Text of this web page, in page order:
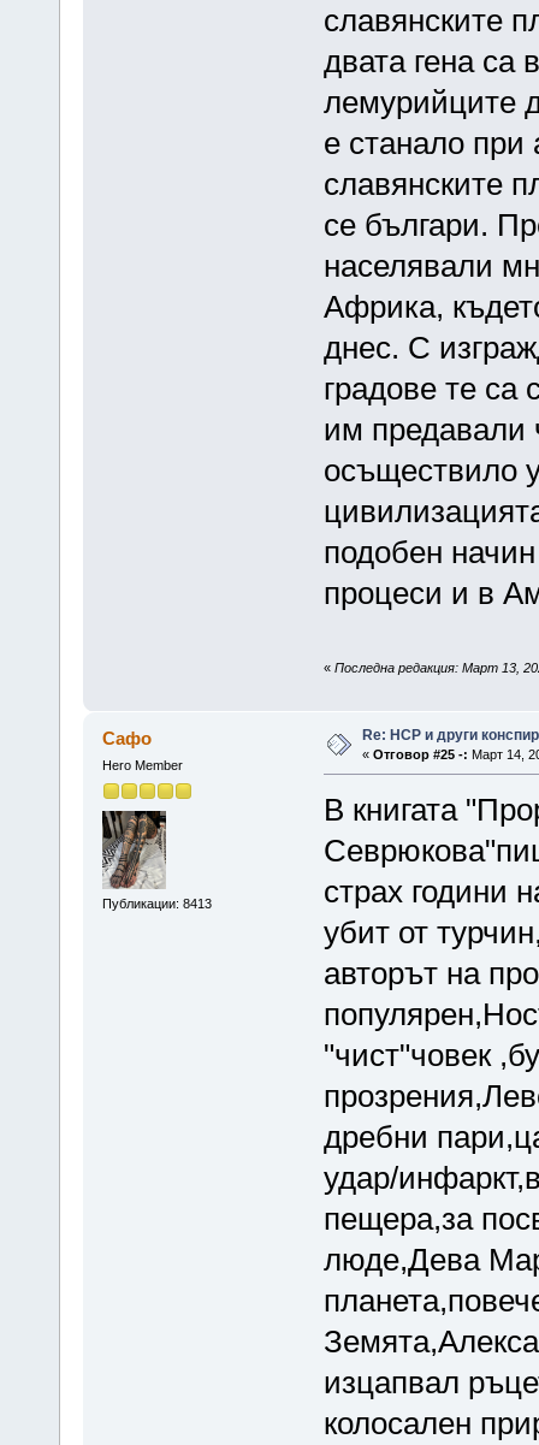
славянските
двата гена са
лемурийците
е станало при
славянските
се българи.
населявали
Африка,
днес. С
градове те са
им предавали
осъществило
подобен
процеси и в
« Последна редакция: Март 13,
Сафо
Hero Member
Публикации: 8413
Re: НСР и други
« Отговор #25 -: Март 14,
В книгата
страх години
убит от
авторът на
"чист"човек
дребни
удар/
пещера,за
люде,Дева
изцапвал
колосален